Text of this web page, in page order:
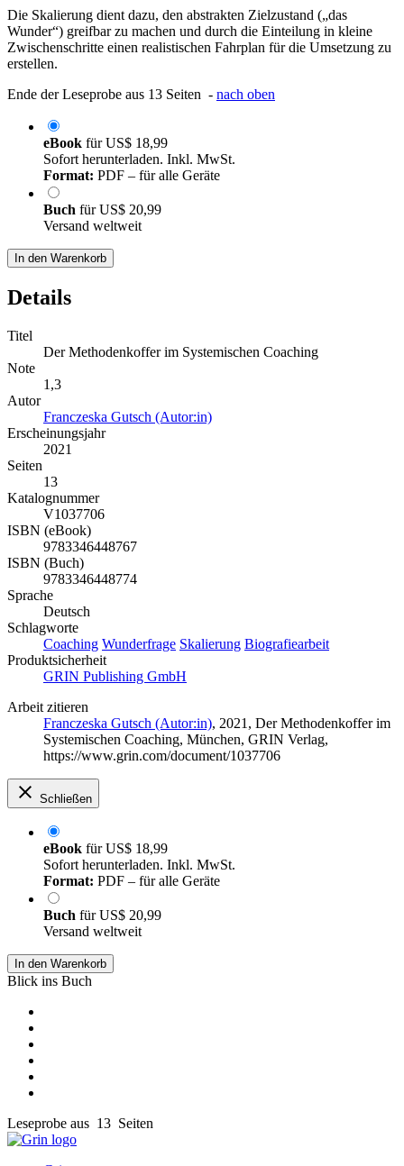
Die Skalierung dient dazu, den abstrakten Zielzustand („das
Wunder“) greifbar zu machen und durch die Einteilung in kleine
Zwischenschritte einen realistischen Fahrplan für die Umsetzung zu
erstellen.
Ende der Leseprobe aus 13 Seiten - nach oben
eBook fürUS$ 18,99
Sofort herunterladen. Inkl. MwSt.
Format: PDF – für alle Geräte
Buch fürUS$ 20,99
Versand weltweit
In den Warenkorb
Details
Titel
Der Methodenkoffer im Systemischen Coaching
Note
1,3
Autor
Franczeska Gutsch (Autor:in)
Erscheinungsjahr
2021
Seiten
13
Katalognummer
V1037706
ISBN (eBook)
9783346448767
ISBN (Buch)
9783346448774
Sprache
Deutsch
Schlagworte
Coaching Wunderfrage Skalierung Biografiearbeit
Produktsicherheit
GRIN Publishing GmbH
Arbeit zitieren
Franczeska Gutsch (Autor:in), 2021, Der Methodenkoffer im
Systemischen Coaching, München, GRIN Verlag,
https://www.grin.com/document/1037706
Schließen
eBook fürUS$ 18,99
Sofort herunterladen. Inkl. MwSt.
Format: PDF – für alle Geräte
Buch fürUS$ 20,99
Versand weltweit
In den Warenkorb
Blick ins Buch
Leseprobe aus 13 Seiten